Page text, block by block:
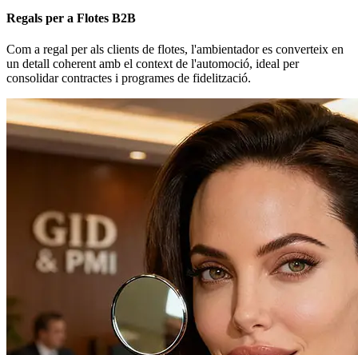
Regals per a Flotes B2B
Com a regal per als clients de flotes, l'ambientador es converteix en
un detall coherent amb el context de l'automoció, ideal per
consolidar contractes i programes de fidelització.